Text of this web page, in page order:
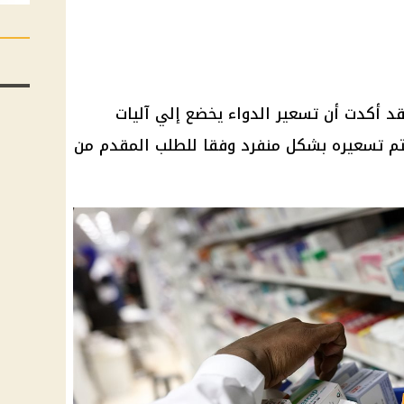
أكدت أن تسعير الدواء يخضع إلي آليات
تسعيره بشكل منفرد وفقا للطلب المقدم من